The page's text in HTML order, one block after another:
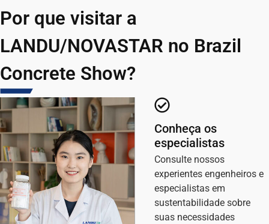
Por que visitar a
LANDU/NOVASTAR no Brazil
Concrete Show?
Conheça os
especialistas
Consulte nossos
experientes engenheiros e
especialistas em
sustentabilidade sobre
suas necessidades